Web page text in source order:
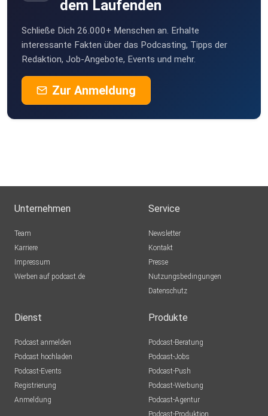
dem Laufenden
Schließe Dich 26.000+ Menschen an. Erhalte
interessante Fakten über das Podcasting, Tipps der
Redaktion, Job-Angebote, Events und mehr.
Zur Anmeldung
Unternehmen
Team
Karriere
Impressum
Werben auf podcast.de
Service
Newsletter
Kontakt
Presse
Nutzungsbedingungen
Datenschutz
Dienst
Podcast anmelden
Podcast hochladen
Podcast-Events
Registrierung
Anmeldung
Produkte
Podcast-Beratung
Podcast-Jobs
Podcast-Push
Podcast-Werbung
Podcast-Agentur
Podcast-Produktion